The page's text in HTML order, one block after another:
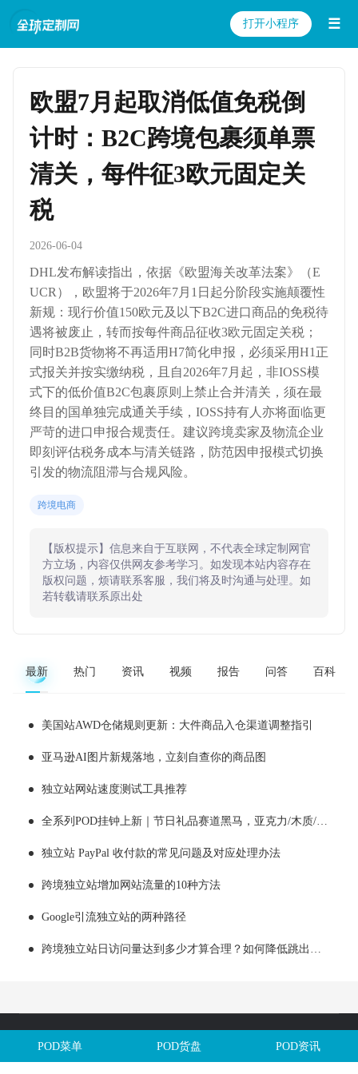
打开小程序 ☰
欧盟7月起取消低值免税倒
计时：B2C跨境包裹须单票
清关，每件征3欧元固定关
税
2026-06-04
DHL发布解读指出，依据《欧盟海关改革法案》（E
UCR），欧盟将于2026年7月1日起分阶段实施颠覆性
新规：现行价值150欧元及以下B2C进口商品的免税待
遇将被废止，转而按每件商品征收3欧元固定关税；
同时B2B货物将不再适用H7简化申报，必须采用H1正
式报关并按实缴纳税，且自2026年7月起，非IOSS模
式下的低价值B2C包裹原则上禁止合并清关，须在最
终目的国单独完成通关手续，IOSS持有人亦将面临更
严苛的进口申报合规责任。建议跨境卖家及物流企业
即刻评估税务成本与清关链路，防范因申报模式切换
引发的物流阻滞与合规风险。
跨境电商
【版权提示】信息来自于互联网，不代表全球定制网官
方立场，内容仅供网友参考学习。如发现本站内容存在
版权问题，烦请联系客服，我们将及时沟通与处理。如
若转载请联系原出处
最新 热门 资讯 视频 报告 问答 百科
美国站AWD仓储规则更新：大件商品入仓渠道调整指引
亚马逊AI图片新规落地，立刻自查你的商品图
独立站网站速度测试工具推荐
全系列POD挂钟上新｜节日礼品赛道黑马，亚克力/木质/铁艺/ 玻璃挂钟选品全解析！
独立站 PayPal 收付款的常见问题及对应处理办法
跨境独立站增加网站流量的10种方法
Google引流独立站的两种路径
跨境独立站日访问量达到多少才算合理？如何降低跳出率？
Copyright @全球定制网All Rights Reserved. 闽ICP备2025106563号
POD菜单 POD货盘 POD资讯